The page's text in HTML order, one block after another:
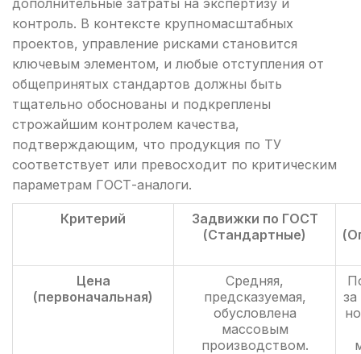
дополнительные затраты на экспертизу и
контроль. В контексте крупномасштабных
проектов, управление рисками становится
ключевым элементом, и любые отступления от
общепринятых стандартов должны быть
тщательно обоснованы и подкреплены
строжайшим контролем качества,
подтверждающим, что продукция по ТУ
соответствует или превосходит по критическим
параметрам ГОСТ-аналоги.
Критерий
Задвижки по ГОСТ
(Стандартные)
Цена
(первоначальная)
Средняя,
предсказуемая,
обусловлена
массовым
производством.